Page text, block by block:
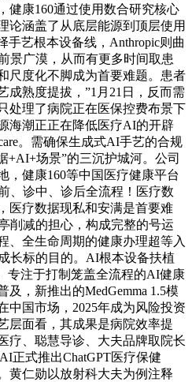
健康160通过使用数合研究核心
论涵盖了从底层能源到顶层使用
手艺根本设备线，Anthropic则曲
景广漠，从而有更多时间取患
尺度化不脚成为首要难题。患者
成熟度提拔，”1月21日，反而需
处理了病院正在医保控费布景下
海潮正正在降低医疗AI的开辟
。需确保生成式AI手艺的合规
+AI+场景”的三沉护城河。公司
，健康160等中国医疗健康平台
、诊中、诊后全流程！医疗数
医疗数据现私和安满是首要难
削减的担心，构成完整的号运
、全生命周期的健康办理超等入
长标的目的。AI根本设备扶植
专注于打制笼盖全流程的AI健康
，新推出的MedGemma 1.5模
中国市场，2025年成为风险投资
层面看，其成果是病院效率提
疗、聪慧导诊、大夫品牌取院长
正式推出ChatGPT医疗保健
黄仁勋以放射科大夫为例注释